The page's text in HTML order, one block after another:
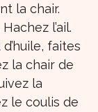
la chair.
l’ail.
faites
la chair de
la
le coulis de